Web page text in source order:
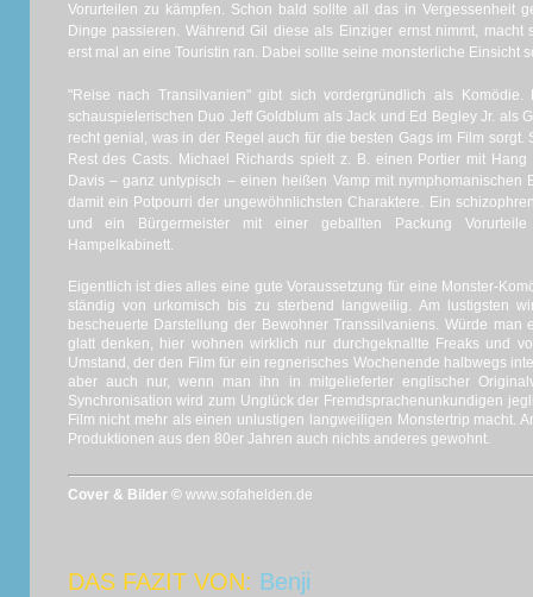
Vorurteilen zu kämpfen. Schon bald sollte all das in Vergessenheit
Dinge passieren. Während Gil diese als Einziger ernst nimmt, macht
erst mal an eine Touristin ran. Dabei sollte seine monsterliche Einsicht
"Reise nach Transilvanien" gibt sich vordergründlich als Komödie.
schauspielerischen Duo Jeff Goldblum als Jack und Ed Begley Jr. als
recht genial, was in der Regel auch für die besten Gags im Film sorgt.
Rest des Casts. Michael Richards spielt z. B. einen Portier mit
Davis – ganz untypisch – einen heißen Vamp mit nymphomanischen
damit ein Potpourri der ungewöhnlichsten Charaktere. Ein
und ein Bürgermeister mit einer geballten Packung Vorurteile
Hampelkabinett.
Eigentlich ist dies alles eine gute Voraussetzung für eine Monster-
ständig von urkomisch bis zu sterbend langweilig. Am lustigsten
bescheuerte Darstellung der Bewohner Transsilvaniens. Würde man
glatt denken, hier wohnen wirklich nur durchgeknallte Freaks und
Umstand, der den Film für ein regnerisches Wochenende halbwegs
aber auch nur, wenn man ihn in mitgelieferter englischer
Synchronisation wird zum Unglück der Fremdsprachenunkundigen
Film nicht mehr als einen unlustigen langweiligen Monstertrip macht.
Produktionen aus den 80er Jahren auch nichts anderes gewohnt.
Cover & Bilder © www.sofahelden.de
DAS FAZIT VON: Benji